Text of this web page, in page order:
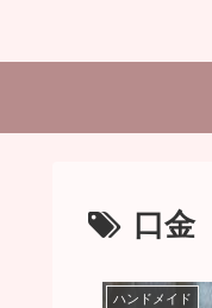
口金
ハンドメイド